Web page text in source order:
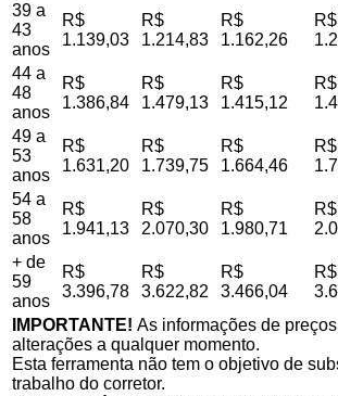
39 a
43
anos
R$
1.139,03
R$
1.214,83
R$
1.162,26
R$
44 a
48
anos
R$
1.386,84
R$
1.479,13
R$
1.415,12
R$
49 a
53
anos
R$
1.631,20
R$
1.739,75
R$
1.664,46
R$
54 a
58
anos
R$
1.941,13
R$
2.070,30
R$
1.980,71
R$
+ de
59
anos
R$
3.396,78
R$
3.622,82
R$
3.466,04
R$
IMPORTANTE! As informações de
alterações a qualquer momento.
Esta ferramenta não tem o objetivo de
trabalho do corretor.